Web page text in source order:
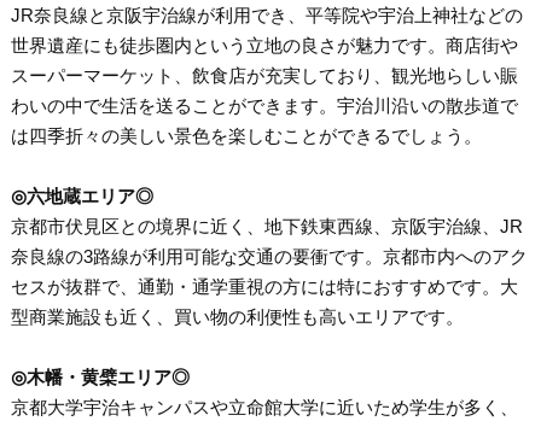
JR奈良線と京阪宇治線が利用でき、平等院や宇治上神社などの
世界遺産にも徒歩圏内という立地の良さが魅力です。商店街や
スーパーマーケット、飲食店が充実しており、観光地らしい賑
わいの中で生活を送ることができます。宇治川沿いの散歩道で
は四季折々の美しい景色を楽しむことができるでしょう。
◎六地蔵エリア◎
京都市伏見区との境界に近く、地下鉄東西線、京阪宇治線、JR
奈良線の3路線が利用可能な交通の要衝です。京都市内へのアク
セスが抜群で、通勤・通学重視の方には特におすすめです。大
型商業施設も近く、買い物の利便性も高いエリアです。
◎木幡・黄檗エリア◎
京都大学宇治キャンパスや立命館大学に近いため学生が多く、